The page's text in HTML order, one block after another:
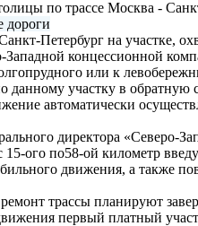
дороги
Петербург на участке,
концессионной
или к
данному участку в обратную
автоматически
директора «Северо-
ого по58-ой километр
движения, а также
трассы планируют
первый платный